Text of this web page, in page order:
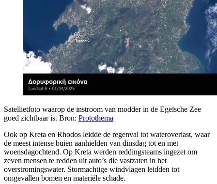
Satellietfoto waarop de instroom van modder in de Egeïsche Zee
goed zichtbaar is. Bron: Protothema
Ook op Kreta en Rhodos leidde de regenval tot wateroverlast, waar
de meest intense buien aanhielden van dinsdag tot en met
woensdagochtend. Op Kreta werden reddingsteams ingezet om
zeven mensen te redden uit auto’s die vastzaten in het
overstromingswater. Stormachtige windvlagen leidden tot
omgevallen bomen en materiële schade.